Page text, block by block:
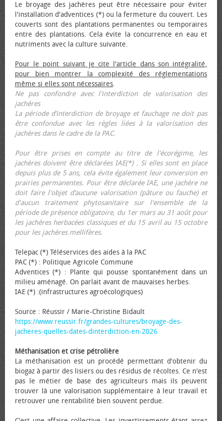
Le broyage des jachères peut être nécessaire pour éviter
l'installation d'adventices (*) ou la fermeture du couvert. Les
couverts sont des plantations permanentes ou temporaires
entre des plantations. Cela évite la concurrence en eau et
nutriments avec la culture suivante.
Pour le point suivant je cite l'article dans son intégralité,
pour bien montrer la complexité des réglementations
même si elles sont nécessaires.
Ne pas confondre avec l'interdiction de valorisation des
jachères
La période d’interdiction de broyage et fauchage ne doit pas
être confondue avec les règles liées à la valorisation des
jachères dans le cadre de la PAC.
Pour être prises en compte au titre de l'écorégime, les
jachères doivent être déclarées IAE(*) . Si elles sont en place
depuis plus de 5 ans, cela évite également leur conversion en
prairies permanentes. Pour être déclarée IAE, une jachère ne
doit faire l'objet d’aucune valorisation (pâture ou fauche) et
d'aucun traitement phytosanitaire sur l'ensemble de la
période de présence obligatoire, du 1er mars au 31 août pour
les jachères herbacées classiques et du 15 avril au 15 octobre
pour les jachères mellifères.
Telepac (*) Téléservices des aides à la PAC
PAC (*) : Politique Agricole Commune
Adventices (*) : Plante qui pousse spontanément dans un
milieu aménagé. On parlait avant de mauvaises herbes.
IAE (*) :(infrastructures agroécologiques)
Source : Réussir / Marie-Christine Bidault
https://www.reussir.fr/grandes-cultures/broyage-des-
jacheres-quelles-dates-dinterdiction-en-2026
Méthanisation et crise pétrolière
La méthanisation est un procédé permettant d'obtenir du
biogaz à partir des lisiers ou des résidus de récoltes. Ce n'est
pas le métier de base des agriculteurs mais ils peuvent
trouver là une valorisation supplémentaire à leur travail et
retrouver une rentabilité bien souvent perdue.